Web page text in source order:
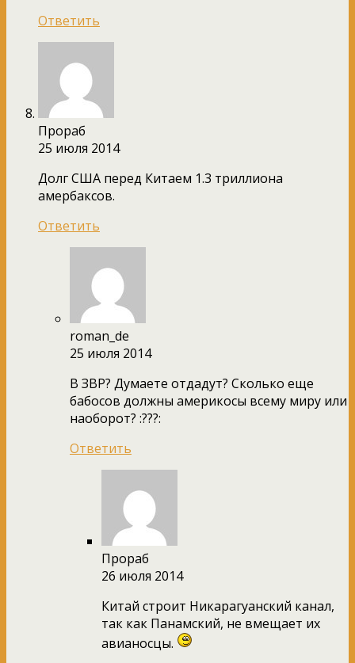
Ответить
Прораб
25 июля 2014
Долг США перед Китаем 1.3 триллиона
амербаксов.
Ответить
roman_de
25 июля 2014
В ЗВР? Думаете отдадут? Сколько еще
бабосов должны америкосы всему миру или
наоборот? :???:
Ответить
Прораб
26 июля 2014
Китай строит Никарагуанский канал,
так как Панамский, не вмещает их
авианосцы.